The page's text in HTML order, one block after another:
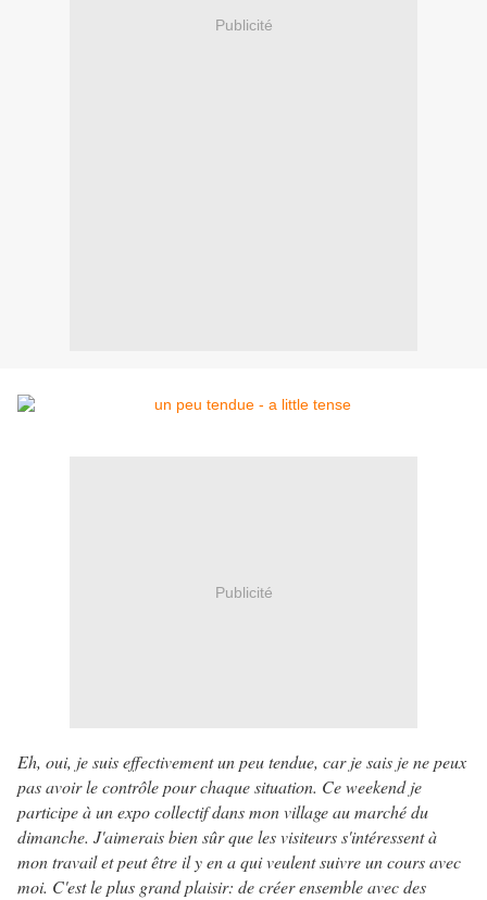
Publicité
Publicité
Eh, oui, je suis effectivement un peu tendue, car je sais je ne peux
pas avoir le contrôle pour chaque situation. Ce weekend je
participe à un expo collectif dans mon village au marché du
dimanche. J'aimerais bien sûr que les visiteurs s'intéressent à
mon travail et peut être il y en a qui veulent suivre un cours avec
moi. C'est le plus grand plaisir: de créer ensemble avec des